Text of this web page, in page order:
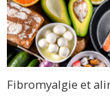
Fibromyalgie et